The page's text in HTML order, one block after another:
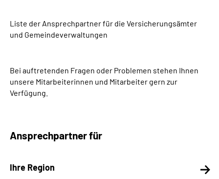
Presse
Über uns
Suche
Liste der Ansprechpartner für die Versicherungsämter
und Gemeindeverwaltungen
Bei auftretenden Fragen oder Problemen stehen Ihnen
unsere Mitarbeiterinnen und Mitarbeiter gern zur
Verfügung.
Ansprechpartner für
Ihre Region